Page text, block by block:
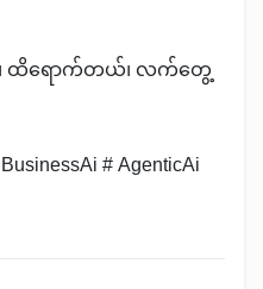
ယ်၊ ထိရောက်တယ်၊ လက်တွေ့
# AgenticAi